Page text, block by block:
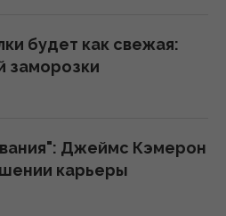
изначально
будут работать
будет как свежая:
заморозки
Джеймс Кэмерон
карьеры